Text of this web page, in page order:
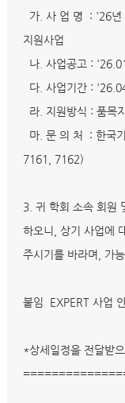
가. 사 업 명 : '26년
지원사업
나. 사업공고 :
다. 사업기간 :
라. 지원방식 : 품목
마. 문 의 처 : 한국
7161, 7162)
3. 귀 학회 소속 회원
하오니, 상기 사업에
주시기를 바라며, 가
붙임 EXPERT 사업
*상세일정을 전달받